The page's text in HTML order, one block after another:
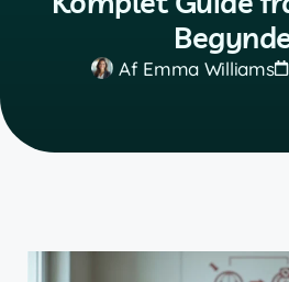
AfEmma Williams